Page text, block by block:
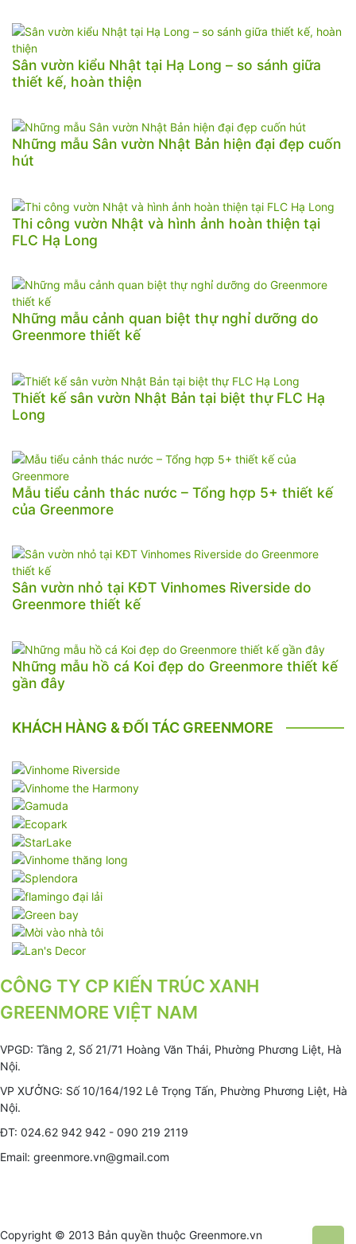
Sân vườn kiểu Nhật tại Hạ Long – so sánh giữa
thiết kế, hoàn thiện
Những mẫu Sân vườn Nhật Bản hiện đại đẹp cuốn
hút
Thi công vườn Nhật và hình ảnh hoàn thiện tại
FLC Hạ Long
Những mẫu cảnh quan biệt thự nghỉ dưỡng do
Greenmore thiết kế
Thiết kế sân vườn Nhật Bản tại biệt thự FLC Hạ
Long
Mẫu tiểu cảnh thác nước – Tổng hợp 5+ thiết kế
của Greenmore
Sân vườn nhỏ tại KĐT Vinhomes Riverside do
Greenmore thiết kế
Những mẫu hồ cá Koi đẹp do Greenmore thiết kế
gần đây
KHÁCH HÀNG & ĐỐI TÁC GREENMORE
CÔNG TY CP KIẾN TRÚC XANH
GREENMORE VIỆT NAM
VPGD: Tầng 2, Số 21/71 Hoàng Văn Thái, Phường Phương Liệt, Hà
Nội.
VP XƯỞNG: Số 10/164/192 Lê Trọng Tấn, Phường Phương Liệt, Hà
Nội.
ĐT: 024.62 942 942 - 090 219 2119
Email: greenmore.vn@gmail.com
Copyright © 2013 Bản quyền thuộc Greenmore.vn